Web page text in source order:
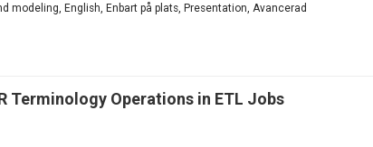
modeling, English, Enbart på plats, Presentation, Avancerad
Terminology Operations in ETL Jobs